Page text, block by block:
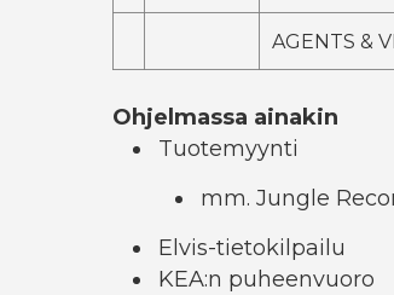
AGENTS &
Ohjelmassa ainakin
Tuotemyynti
mm. Jungle
Elvis-tietokilpailu
KEA:n puheenvuoro